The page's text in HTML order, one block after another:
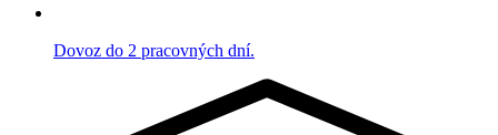
Dovoz do 2 pracovných dní.